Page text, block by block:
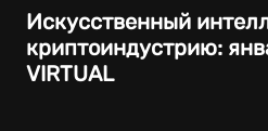
Искусственный
криптоиндустрию:
VIRTUAL